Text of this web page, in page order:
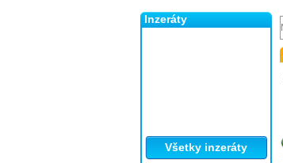
Inzeráty
Všetky inzeráty